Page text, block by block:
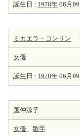
誕生日 : 1978年 06月09
ミカエラ・コンリン
女優
誕生日 : 1978年 06月09
国仲涼子
女優、 歌手